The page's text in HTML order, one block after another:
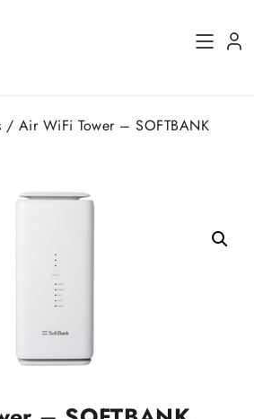
/ Air WiFi Tower – SOFTBANK